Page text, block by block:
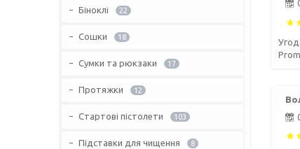
Біноклі 22
Сошки 18
Сумки та рюкзаки 17
Протяжки 12
Стартові пістолети 103
Підставки для чищення 8